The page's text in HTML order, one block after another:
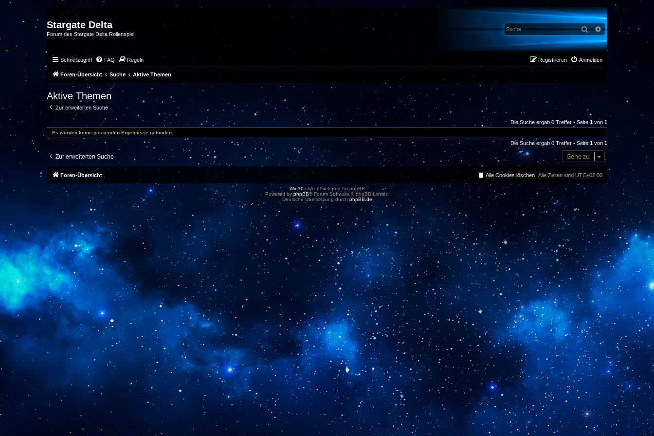
Stargate Delta
Forum des Stargate Delta Rollenspiel
SucheErweiterte Suche
Schnellzugriff FAQ Regeln Anmelden
Registrieren
Foren-Übersicht Suche Aktive Themen
Aktive Themen
Zur erweiterten Suche
Die Suche ergab 0 Treffer • Seite 1 von 1
Es wurden keine passenden Ergebnisse gefunden.
Die Suche ergab 0 Treffer • Seite1 von 1
Zur erweiterten Suche Gehe zu
Foren-Übersicht Alle Zeiten sind UTC+02:00
Alle Cookies löschen
Win10style developed for phpBB
Powered by phpBB® Forum Software © phpBB Limited
Deutsche Übersetzung durch phpBB.de